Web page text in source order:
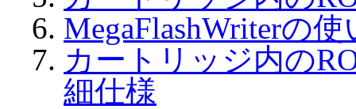
MegaFlashWriterの使
カートリッジ内の
細仕様